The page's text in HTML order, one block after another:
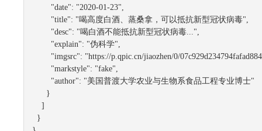
"date": "2020-01-23",
"title": "喝高度白酒、蒸桑拿，可以抵抗新型冠状病毒",
"desc": "喝白酒不能抵抗新型冠状病毒...",
"explain": "伪科学",
"imgsrc": "https://p.qpic.cn/jiaozhen/0/
"markstyle": "fake",
"author": "美国普渡大学农业与生物系食品工程专业博士"